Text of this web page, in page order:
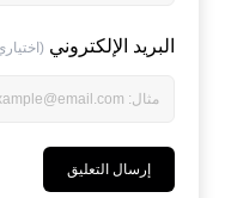
البريد الإلكتروني